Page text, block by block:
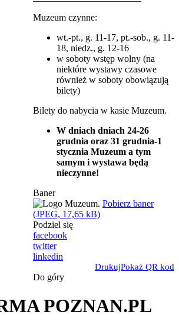
Muzeum czynne:
wt.-pt., g. 11-17, pt.-sob., g. 11-
18, niedz., g. 12-16
w soboty wstęp wolny (na
niektóre wystawy czasowe
również w soboty obowiązują
bilety)
Bilety do nabycia w kasie Muzeum.
W dniach dniach 24-26
grudnia oraz 31 grudnia-1
stycznia Muzeum a tym
samym i wystawa będą
nieczynne!
Baner
Pobierz baner
(JPEG, 17,65 kB)
Podziel się
facebook
twitter
linkedin
DrukujPokaż QR kod
Do góry
POZNAN.PL